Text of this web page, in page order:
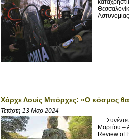
Χόρχε Λουίς Μπόρχες: «Ο κόσμος
Τετάρτη 13 Μαρ 2024
Μαρτίου –
Review of